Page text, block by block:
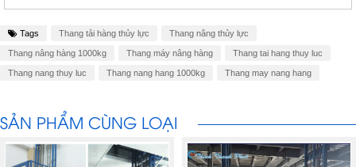
Tags Thang tải hàng thủy lực Thang nâng thủy lực
Thang nâng hàng 1000kg Thang máy nâng hàng Thang tai hang thuy luc
Thang nang thuy luc Thang nang hang 1000kg Thang may nang hang
SẢN PHẨM CÙNG LOẠI